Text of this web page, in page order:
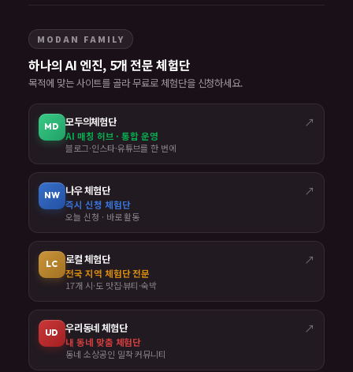
MODAN FAMILY
하나의 AI 엔진, 5개 전문 체험단
목적에 맞는 사이트를 골라 무료로 체험단을 신청하세요.
MD 모두의체험단 ↗
AI 매칭 허브 · 통합 운영
블로그·인스타·유튜브를 한 번에
NW 나우 체험단 ↗
즉시 신청 체험단
오늘 신청 · 바로 활동
LC 로컬 체험단 ↗
전국 지역 체험단 전문
17개 시·도 맛집·뷰티·숙박
UD 우리동네 체험단 ↗
내 동네 맞춤 체험단
동네 소상공인 밀착 커뮤니티